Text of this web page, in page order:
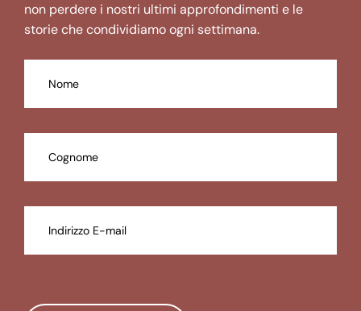
non perdere i nostri ultimi approfondimenti e le
storie che condividiamo ogni settimana.